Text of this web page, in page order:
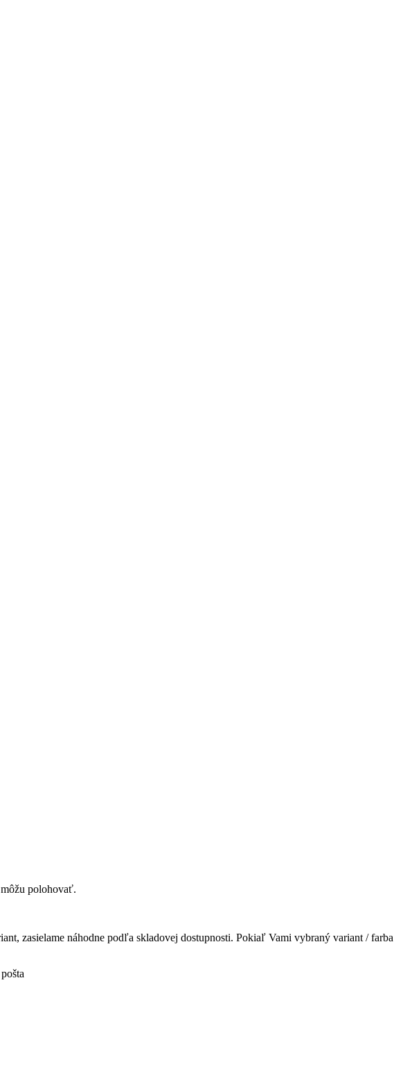
polohovať.
zasielame náhodne podľa skladovej dostupnosti. Pokiaľ Vami vybraný variant / farba